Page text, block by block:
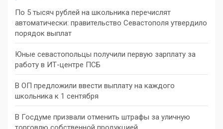
По 5 тысяч рублей на школьника перечислят
автоматически: правительство Севастополя утвердило
порядок выплат
Юные севастопольцы получили первую зарплату за
работу в ИТ-центре ПСБ
В ОП предложили ввести выплату на каждого
школьника к 1 сентября
В Госдуме призвали отменить штрафы за уличную